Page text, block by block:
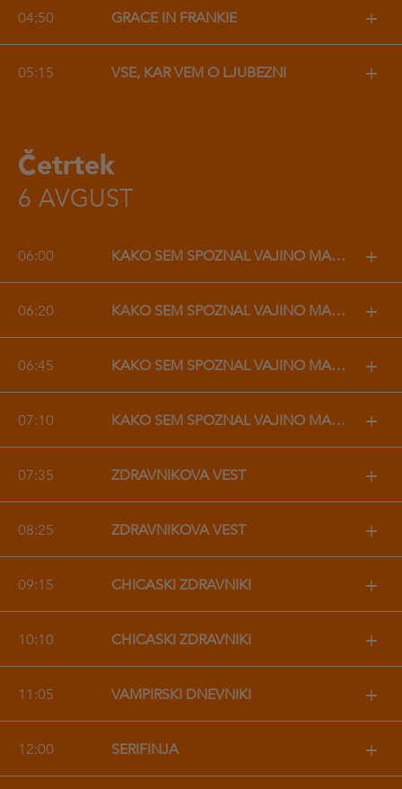
04:50 GRACE IN FRANKIE +
05:15 VSE, KAR VEM O LJUBEZNI +
Četrtek
6 AVGUST
06:00 KAKO SEM SPOZNAL VAJINO MAMO +
06:20 KAKO SEM SPOZNAL VAJINO MAMO +
06:45 KAKO SEM SPOZNAL VAJINO MAMO +
07:10 KAKO SEM SPOZNAL VAJINO MAMO +
07:35 ZDRAVNIKOVA VEST +
08:25 ZDRAVNIKOVA VEST +
09:15 CHICAŠKI ZDRAVNIKI +
10:10 CHICAŠKI ZDRAVNIKI +
11:05 VAMPIRSKI DNEVNIKI +
12:00 ŠERIFINJA +